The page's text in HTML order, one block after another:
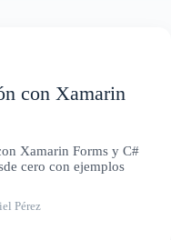
con Xamarin
Xamarin Forms y C#
cero con ejemplos
Pérez